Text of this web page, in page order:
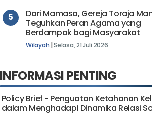
5
Dari Mamasa, Gereja Toraja
Teguhkan Peran Agama yang
Berdampak bagi Masyarakat
Wilayah |Selasa, 21 Juli 2026
INFORMASI PENTING
Policy Brief - Penguatan Ketahanan
dalam Menghadapi Dinamika Relasi